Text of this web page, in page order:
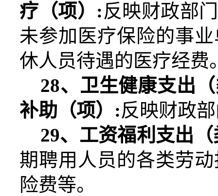
疗（项） :反映财政部
未参加医疗保险的事
休人员待遇的医疗经费
28、卫生健康支出
补助（项） :反映财政
29、工资福利支出（
期聘用人员的各类劳
险费等。